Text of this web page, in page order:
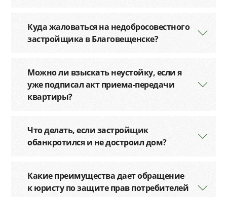
Куда жаловаться на недобросовестного
застройщика в Благовещенске?
Можно ли взыскать неустойку, если я
уже подписал акт приема-передачи
квартиры?
Что делать, если застройщик
обанкротился и не достроил дом?
Какие преимущества дает обращение
к юристу по защите прав потребителей